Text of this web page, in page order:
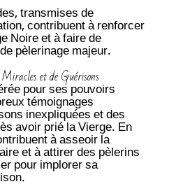
transmises de
contribuent à renforcer
Noire et à faire de
pèlerinage majeur.
et de Guérisons
pour ses pouvoirs
témoignages
inexpliquées et des
avoir prié la Vierge. En
à asseoir la
et à attirer des pèlerins
pour implorer sa